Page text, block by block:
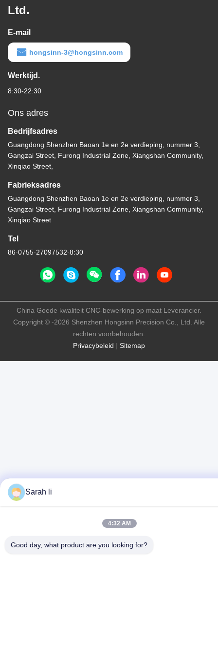
Ltd.
E-mail
hongsinn-3@hongsinn.com
Werktijd.
8:30-22:30
Ons adres
Bedrijfsadres
Guangdong Shenzhen Baoan 1e en 2e verdieping, nummer 3,
Gangzai Street, Furong Industrial Zone, Xiangshan Community,
Xinqiao Street,
Fabrieksadres
Guangdong Shenzhen Baoan 1e en 2e verdieping, nummer 3,
Gangzai Street, Furong Industrial Zone, Xiangshan Community,
Xinqiao Street
Tel
86-0755-27097532-8:30
Privacybeleid | Sitemap
China Goede kwaliteit CNC-bewerking op maat Leverancier.
Copyright © -2026 Shenzhen Hongsinn Precision Co., Ltd. Alle
rechten voorbehouden.
Sarah li
4:32 AM
Good day, what product are you looking for?